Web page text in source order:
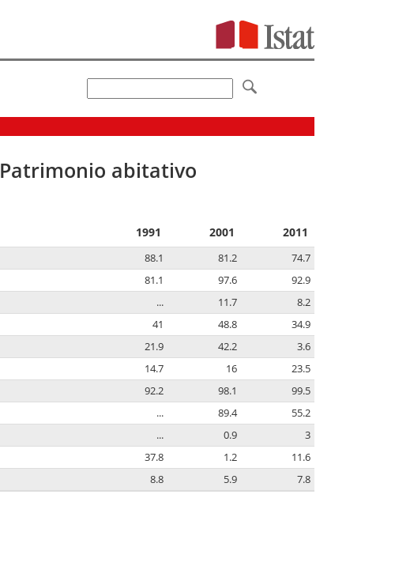
Patrimonio abitativo
1991 2001 2011
88.1 81.2
74.7
81.1 97.6
92.9
... 11.7
8.2
41 48.8
34.9
21.9 42.2
3.6
14.7 16
23.5
92.2 98.1
99.5
... 89.4
55.2
... 0.9
3
37.8 1.2
11.6
8.8 5.9 7.8